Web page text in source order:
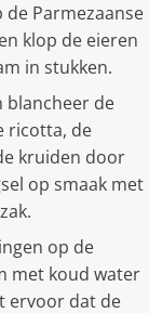
de Parmezaanse
klop de eieren
in stukken.
blancheer de
ricotta, de
kruiden door
op smaak met
op de
met koud water
ervoor dat de